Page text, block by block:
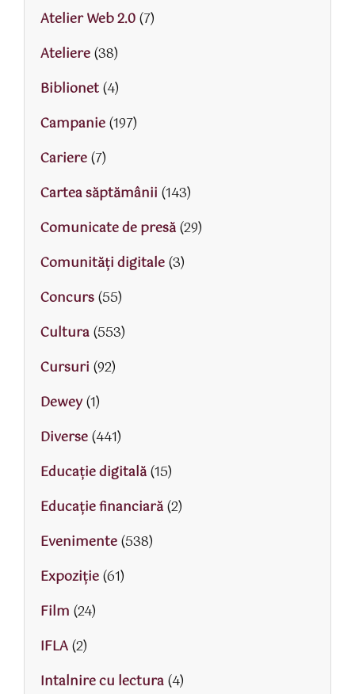
Atelier Web 2.0(7)
Ateliere(38)
Biblionet(4)
Campanie(197)
Cariere(7)
Cartea săptămânii (143)
Comunicate de presă(29)
Comunități digitale(3)
Concurs(55)
Cultura(553)
Cursuri (92)
Dewey(1)
Diverse(441)
Educaţie digitală(15)
Educaţie financiară(2)
Evenimente(538)
Expoziție(61)
Film (24)
IFLA(2)
Intalnire cu lectura(4)